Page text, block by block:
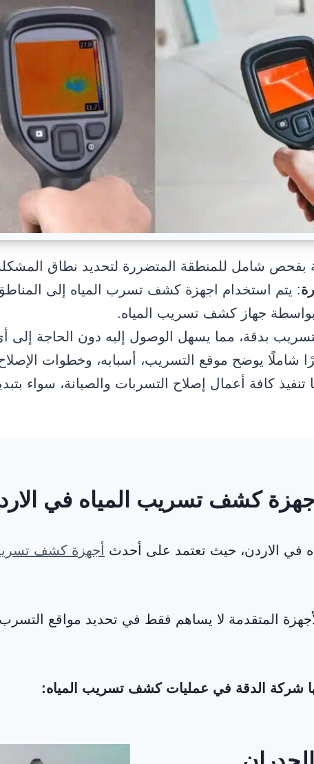
بفحص شامل للمنطقة المتضررة لتحديد نطاق
: يتم استخدام اجهزة كشف تسرب المياه إلى
بواسطة جهاز كشف تسريب المياه.
بدقة، مما يسهل الوصول إليه دون الحاجة
شاملًا يوضح موقع التسريب، أسبابه، وخطوات الإصلاح
كافة أعمال إصلاح التسربات والصيانة، سواء
كشف تسريب المياه في
في الاردن، حيث تعتمد على أحدث أجهزة كشف
المتقدمة لا يساهم فقط في تحديد مواقع التسرب
شركة الدقة في عمليات كشف تسريب المياه: